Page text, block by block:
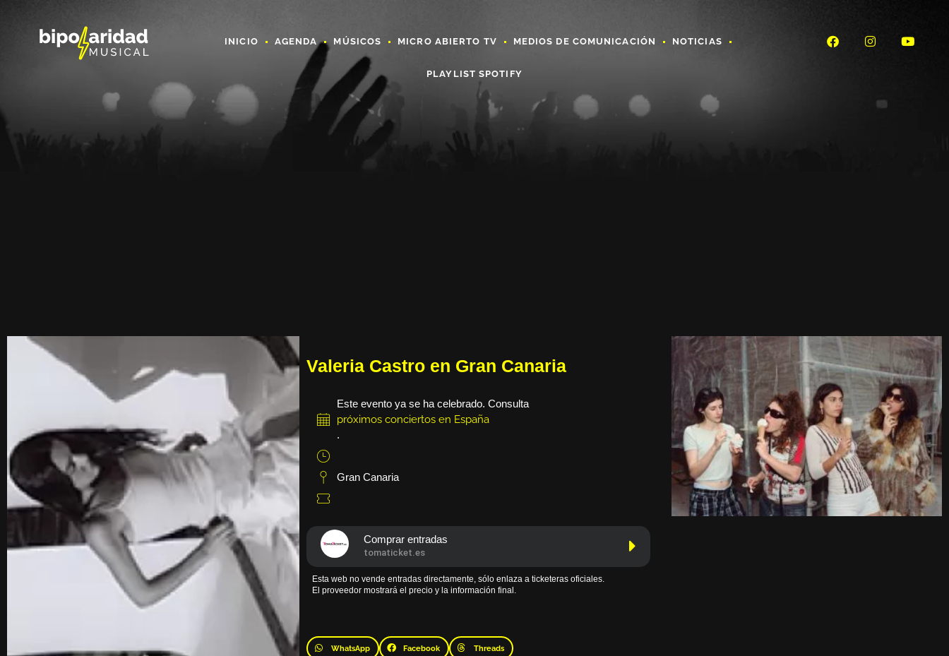
INICIO AGENDA MÚSICOS MICRO ABIERTO TV MEDIOS DE COMUNICACIÓN NOTICIAS
PLAYLIST SPOTIFY
Valeria Castro en Gran Canaria
Este evento ya se ha celebrado. Consulta
próximos conciertos en España
.
Gran Canaria
Comprar entradas
tomaticket.es
Esta web no vende entradas directamente, sólo enlaza a ticketeras oficiales.
El proveedor mostrará el precio y la información final.
WhatsApp Facebook Threads